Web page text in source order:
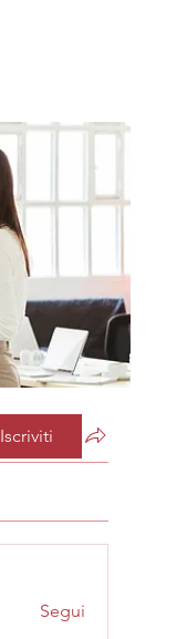
Iscriviti
Segui